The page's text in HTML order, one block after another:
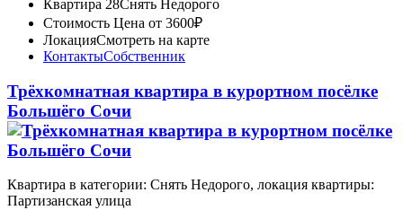
Квартира 28Снять Недорого
Стоимость Цена от 3600₽
ЛокацияСмотреть на карте
КонтактыСобственник
Трёхкомнатная квартира в курортном посёлке
Большёго Сочи
Квартира в категории: Снять Недорого, локация квартиры:
Партизанская улица